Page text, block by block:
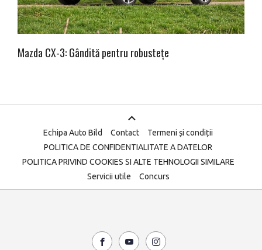
Mazda CX-3: Gândită pentru robustețe
Echipa Auto Bild Contact
Termeni și condiții
POLITICA DE CONFIDENTIALITATE A DATELOR
POLITICA PRIVIND COOKIES SI ALTE TEHNOLOGII SIMILARE
Servicii utile
Concurs